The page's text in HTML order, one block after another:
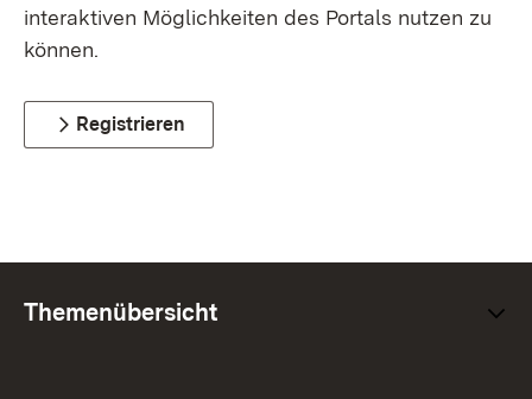
interaktiven Möglichkeiten des Portals nutzen zu
können.
Registrieren
Themenübersicht